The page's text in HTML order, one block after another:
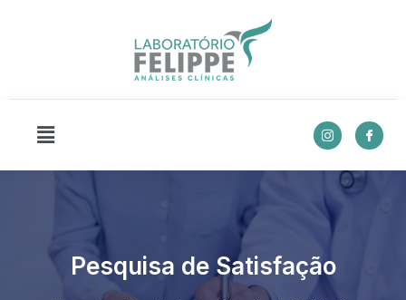
Pesquisa de Satisfação